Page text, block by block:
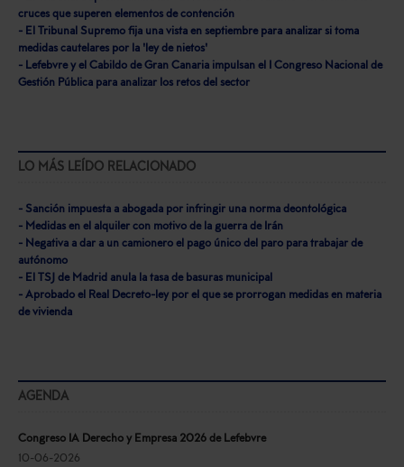
cruces que superen elementos de contención
- El Tribunal Supremo fija una vista en septiembre para analizar si toma
medidas cautelares por la 'ley de nietos'
- Lefebvre y el Cabildo de Gran Canaria impulsan el I Congreso Nacional de
Gestión Pública para analizar los retos del sector
LO MÁS LEÍDO RELACIONADO
- Sanción impuesta a abogada por infringir una norma deontológica
- Medidas en el alquiler con motivo de la guerra de Irán
- Negativa a dar a un camionero el pago único del paro para trabajar de
autónomo
- El TSJ de Madrid anula la tasa de basuras municipal
- Aprobado el Real Decreto-ley por el que se prorrogan medidas en materia
de vivienda
AGENDA
Congreso IA Derecho y Empresa 2026 de Lefebvre
10-06-2026